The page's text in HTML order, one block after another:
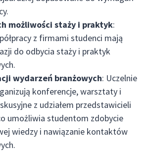
możliwości staży i praktyk:
z firmami studenci mają
do odbycia staży i praktyk
wydarzeń branżowych: Uczelnie
konferencje, warsztaty i
z udziałem przedstawicieli
umożliwia studentom zdobycie
wiedzy i nawiązanie kontaktów